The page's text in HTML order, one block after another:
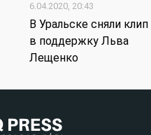
6.04.2020, 20:43
В Уральске сняли клип
в поддержку Льва
Лещенко